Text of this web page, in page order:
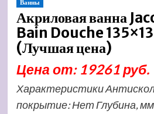
Ванны
Акриловая ванна
Bain Douche
(Лучшая цена)
Цена от: 19261 руб.
Характеристики
покрытие: Нет Глубина,